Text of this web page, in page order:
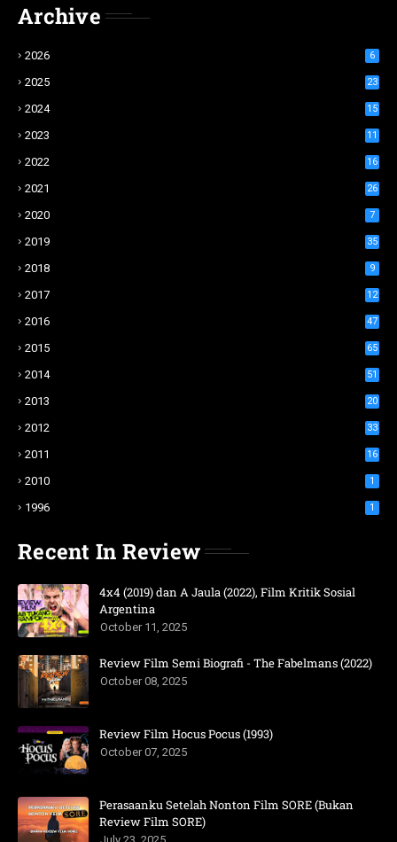
Archive
2026 6
2025 23
2024 15
2023 11
2022 16
2021 26
2020 7
2019 35
2018 9
2017 12
2016 47
2015 65
2014 51
2013 20
2012 33
2011 16
2010 1
1996 1
Recent In Review
4x4 (2019) dan A Jaula (2022), Film Kritik Sosial
Argentina
October 11, 2025
Review Film Semi Biografi - The Fabelmans (2022)
October 08, 2025
Review Film Hocus Pocus (1993)
October 07, 2025
Perasaanku Setelah Nonton Film SORE (Bukan
Review Film SORE)